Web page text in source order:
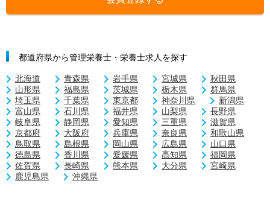
都道府県から管理栄養士・栄養士求人を探す
北海道 青森県 岩手県 宮城県
秋田県
山形県
福島県 茨城県 栃木県
群馬県
埼玉県
千葉県 東京都 神奈川県
新潟県
富山県
石川県 福井県 山梨県
長野県
岐阜県
静岡県 愛知県 三重県
滋賀県
京都府
大阪府 兵庫県 奈良県
和歌山県
鳥取県
島根県 岡山県 広島県
山口県
徳島県
香川県 愛媛県 高知県
福岡県
佐賀県
長崎県 熊本県 大分県
宮崎県
鹿児島県
沖縄県